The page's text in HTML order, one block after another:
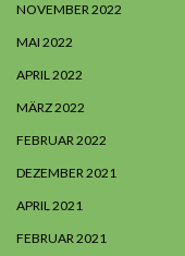
NOVEMBER 2022
MAI 2022
APRIL 2022
MÄRZ 2022
FEBRUAR 2022
DEZEMBER 2021
APRIL 2021
FEBRUAR 2021